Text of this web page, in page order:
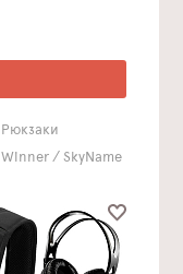
Рюкзаки
Winner / SkyName